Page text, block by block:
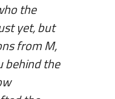
the
yet, but
from M,
behind the